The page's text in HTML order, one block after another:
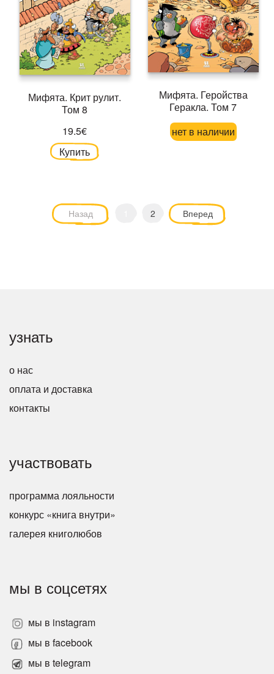
Мифята. Крит рулит.
Том 8
19.5€
Купить
Мифята. Геройства
Геракла. Том 7
нет в наличии
Назад 2 Вперед
узнать
о нас
оплата и доставка
контакты
участвовать
программа лояльности
конкурс «книга внутри»
галерея книголюбов
мы в соцсетях
мы в instagram
мы в facebook
мы в telegram